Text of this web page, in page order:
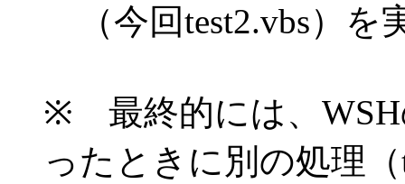
（今回test2.vbs）を
※ 最終的には、WSH
ったときに別の処理（